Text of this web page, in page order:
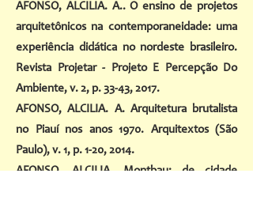
AFONSO, ALCILIA. A.. O ensino de projetos
arquitetônicos na contemporaneidade: uma
experiência didática no nordeste brasileiro.
Revista Projetar - Projeto E Percepção Do
Ambiente, v. 2, p. 33-43, 2017.
AFONSO, ALCILIA. A. Arquitetura brutalista
no Piauí nos anos 1970. Arquitextos (São
Paulo), v. 1, p. 1-20, 2014.
AFONSO, ALCILIA. Montbau: de cidade